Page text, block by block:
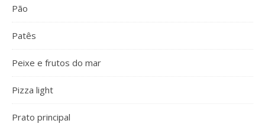
Pão
Patês
Peixe e frutos do mar
Pizza light
Prato principal